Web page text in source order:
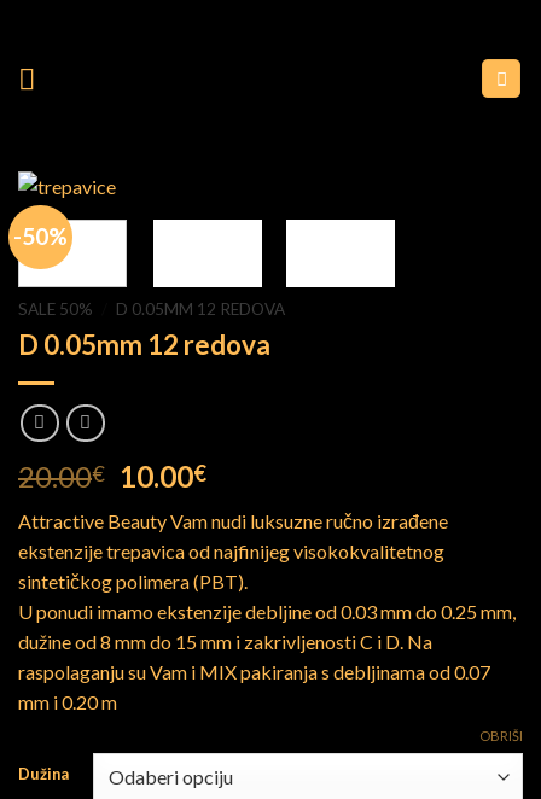
content
-50%
SALE 50% D 0.05MM 12 REDOVA
D 0.05mm 12 redova
20.00€
Izvorna
bila
je:
20.00€.
10.00€Trenutna
je:
10.00€.
Attractive Beauty Vam nudi luksuzne ručno izrađene
ekstenzije trepavica od najfinijeg visokokvalitetnog
sintetičkog polimera (PBT).
U ponudi imamo ekstenzije debljine od 0.03 mm do 0.25 mm,
dužine od 8 mm do 15 mm i zakrivljenosti C i D. Na
raspolaganju su Vam i MIX pakiranja s debljinama od 0.07
mm i 0.20 m
Dužina
OBRIŠI